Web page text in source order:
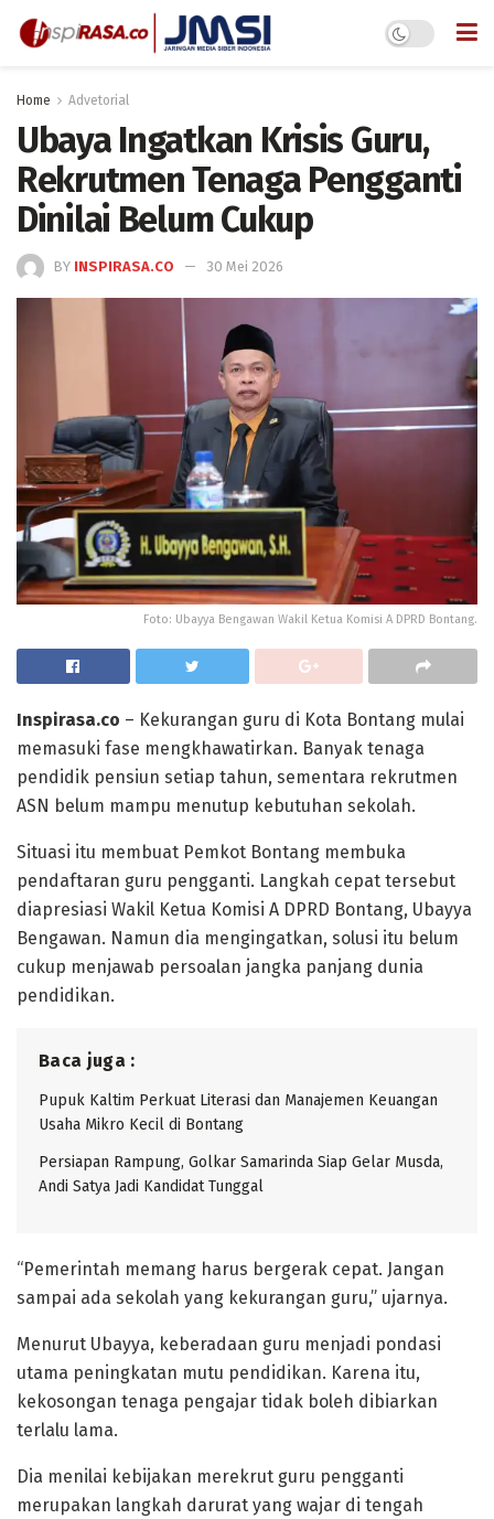
Home Advetorial
Ubaya Ingatkan Krisis Guru,
Rekrutmen Tenaga Pengganti
Dinilai Belum Cukup
BY INSPIRASA.CO 30 Mei 2026
Foto: Ubayya Bengawan Wakil Ketua Komisi A DPRD Bontang.
Inspirasa.co – Kekurangan guru di Kota Bontang mulai
memasuki fase mengkhawatirkan. Banyak tenaga
pendidik pensiun setiap tahun, sementara rekrutmen
ASN belum mampu menutup kebutuhan sekolah.
Situasi itu membuat Pemkot Bontang membuka
pendaftaran guru pengganti. Langkah cepat tersebut
diapresiasi Wakil Ketua Komisi A DPRD Bontang, Ubayya
Bengawan. Namun dia mengingatkan, solusi itu belum
cukup menjawab persoalan jangka panjang dunia
pendidikan.
Baca juga :
Pupuk Kaltim Perkuat Literasi dan Manajemen Keuangan
Usaha Mikro Kecil di Bontang
Persiapan Rampung, Golkar Samarinda Siap Gelar Musda,
Andi Satya Jadi Kandidat Tunggal
“Pemerintah memang harus bergerak cepat. Jangan
sampai ada sekolah yang kekurangan guru,” ujarnya.
Menurut Ubayya, keberadaan guru menjadi pondasi
utama peningkatan mutu pendidikan. Karena itu,
kekosongan tenaga pengajar tidak boleh dibiarkan
terlalu lama.
Dia menilai kebijakan merekrut guru pengganti
merupakan langkah darurat yang wajar di tengah